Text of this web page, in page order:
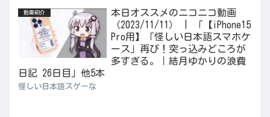
動画紹介
本日オススメのニコニコ動画
（2023/11/11） | 「【iPhone15
Pro用】「怪しい日本語スマホケ
ース」再び！突っ込みどころが
多すぎる。｜結月ゆかりの浪費
日記 26日目」他5本
怪しい日本語スゲーな